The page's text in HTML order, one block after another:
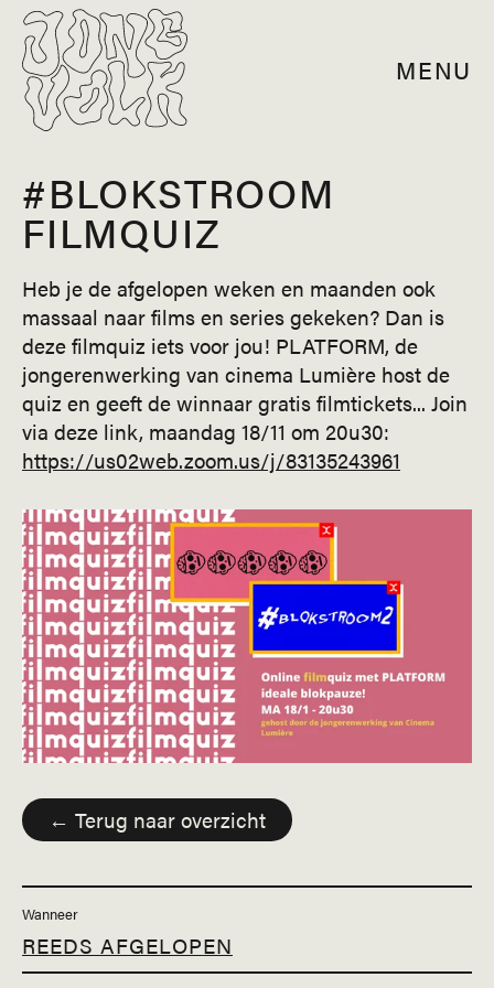
MENU
#BLOKSTROOM
FILMQUIZ
Heb je de afgelopen weken en maanden ook
massaal naar films en series gekeken? Dan is
deze filmquiz iets voor jou! PLATFORM, de
jongerenwerking van cinema Lumière host de
quiz en geeft de winnaar gratis filmtickets... Join
via deze link, maandag 18/11 om 20u30:
https://us02web.zoom.us/j/83135243961
← Terug naar overzicht
Wanneer
REEDS AFGELOPEN